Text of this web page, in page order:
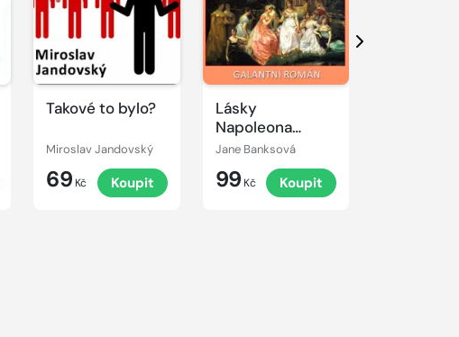
Takové to bylo?
Miroslav Jandovský
69 Kč Koupit
Lásky
Napoleona
Bonaparta
Jane Banksová
99 Kč Koupit
Další